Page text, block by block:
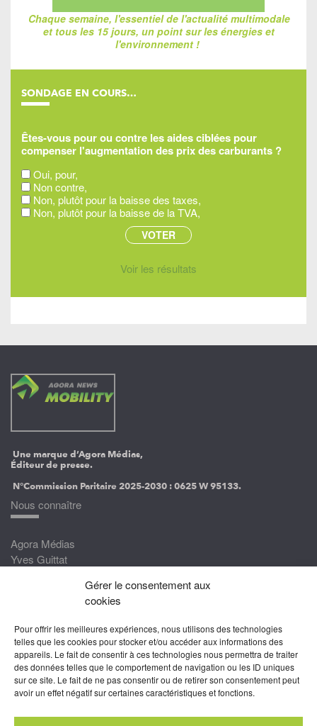
Gérer le consentement aux
cookies
Pour offrir les meilleures expériences, nous utilisons des technologies
telles que les cookies pour stocker et/ou accéder aux informations des
appareils. Le fait de consentir à ces technologies nous permettra de traiter
des données telles que le comportement de navigation ou les ID uniques
sur ce site. Le fait de ne pas consentir ou de retirer son consentement peut
avoir un effet négatif sur certaines caractéristiques et fonctions.
Chaque semaine, l'essentiel de l'actualité multimodale
et tous les 15 jours, un point sur les énergies et
l'environnement !
SONDAGE EN COURS…
Êtes-vous pour ou contre les aides ciblées pour
compenser l'augmentation des prix des carburants ?
Oui, pour,
Non contre,
Non, plutôt pour la baisse des taxes,
Non, plutôt pour la baisse de la TVA,
Voir les résultats
Une marque d’Agora Médias,
Éditeur de presse.
N°Commission Paritaire 2025-2030 :0625 W 95133.
Nous connaître
Agora Médias
Yves Guittat
Devenez correspondant
Rejoignez nos experts
Devenez Partenaire
Nous suivre